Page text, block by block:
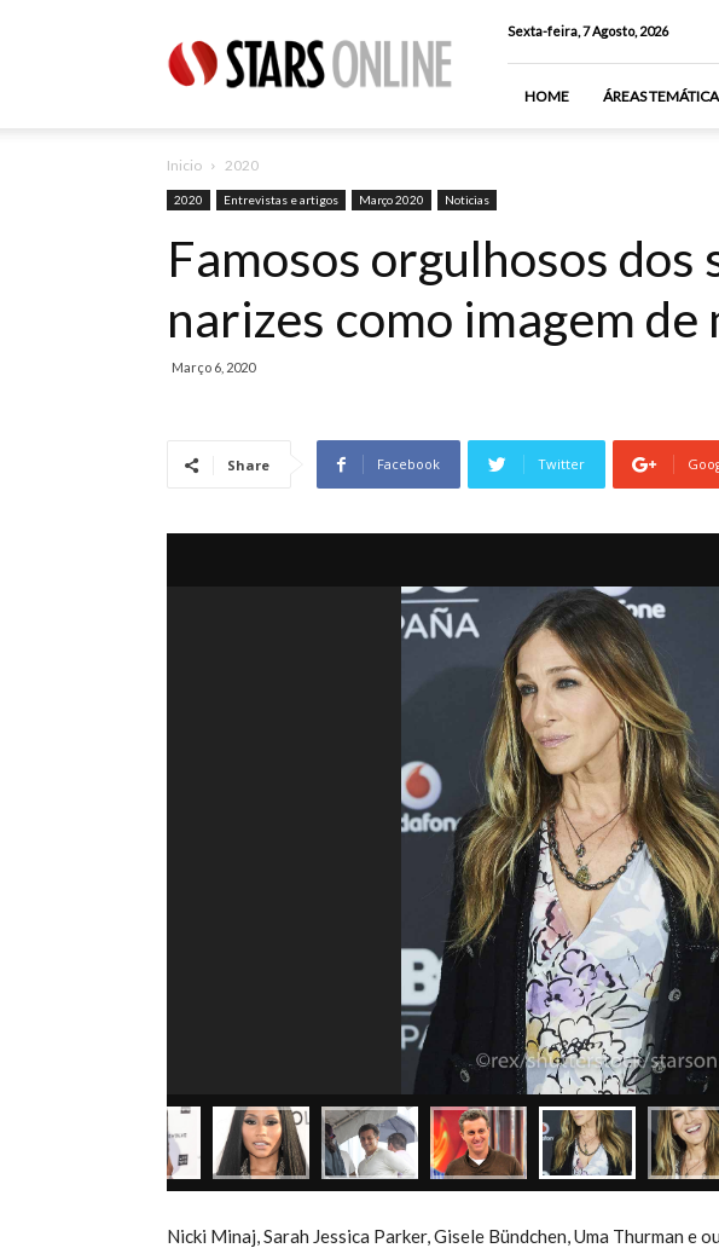
Online
Sexta-feira, 7 Agosto, 2026
HOME ÁREAS
Inicio 2020
2020 Entrevistas e artigos Março 2020 Noticias
Famosos orgulhosos dos
narizes como imagem de
Março 6, 2020
Share Facebook Twitter
Nicki Minaj, Sarah Jessica Parker, Gisele Bündchen, Uma Thurman e